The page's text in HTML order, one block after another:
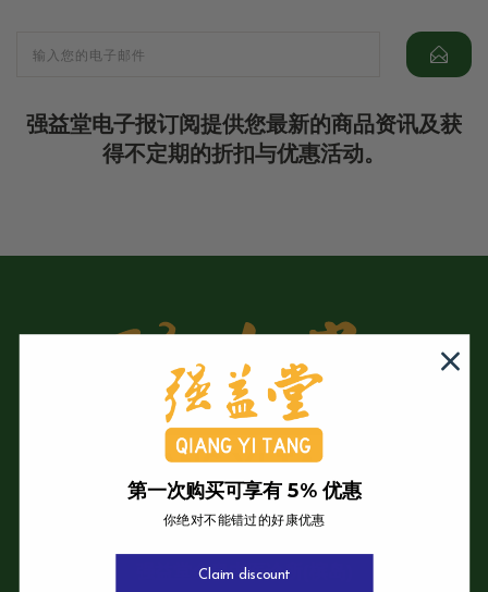
强益堂电子报订阅提供您最新的商品资讯及获
得不定期的折扣与优惠活动。
强益堂全息中医诊所(槟岛)
第一次购买可享有 5% 优惠
你绝对不能错过的好康优惠
Claim discount